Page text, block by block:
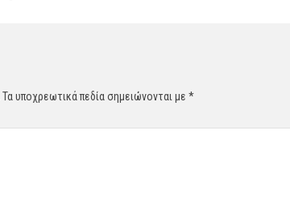
Τα υποχρεωτικά πεδία σημειώνονται με *